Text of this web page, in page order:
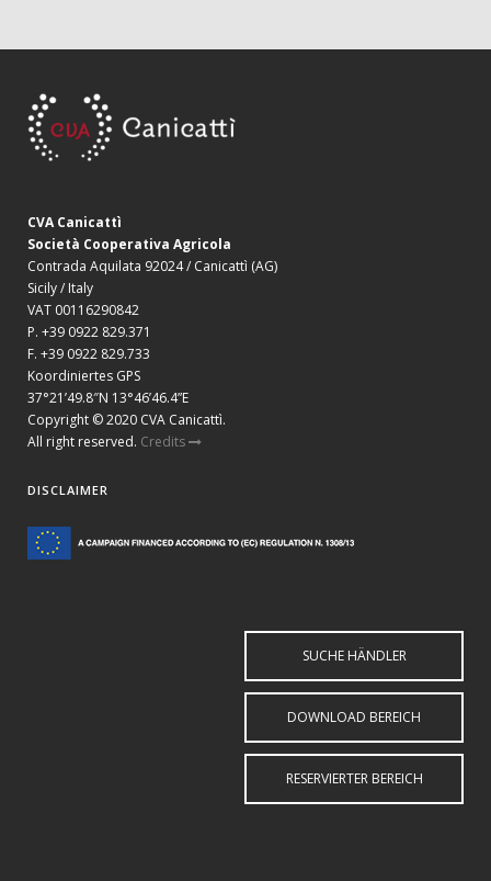
CVA Canicattì
Società Cooperativa Agricola
Contrada Aquilata 92024 / Canicattì (AG)
Sicily / Italy
VAT 00116290842
P. +39 0922 829.371
F. +39 0922 829.733
Koordiniertes GPS
37°21’49.8″N 13°46’46.4”E
Copyright © 2020 CVA Canicattì.
All right reserved. Credits
DISCLAIMER
SUCHE HÄNDLER
DOWNLOAD BEREICH
RESERVIERTER BEREICH